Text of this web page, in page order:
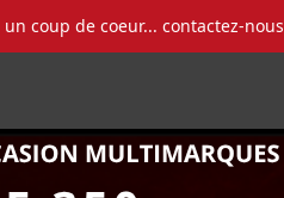
coup de coeur... contactez-